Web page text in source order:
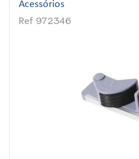
Acessórios
Ref 972346